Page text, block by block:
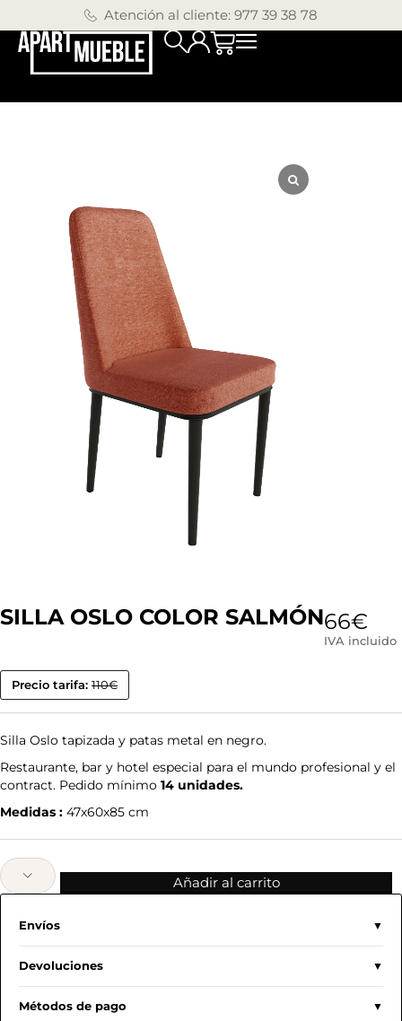
Atención al cliente: 977 39 38 78
SILLA OSLO COLOR SALMÓN66€
IVA incluido
Precio tarifa: 110€
Silla Oslo tapizada y patas metal en negro.
Restaurante, bar y hotel especial para el mundo profesional y el
contract. Pedido mínimo 14 unidades.
Medidas : 47x60x85 cm
Añadir al carrito
Envíos
Devoluciones
Métodos de pago